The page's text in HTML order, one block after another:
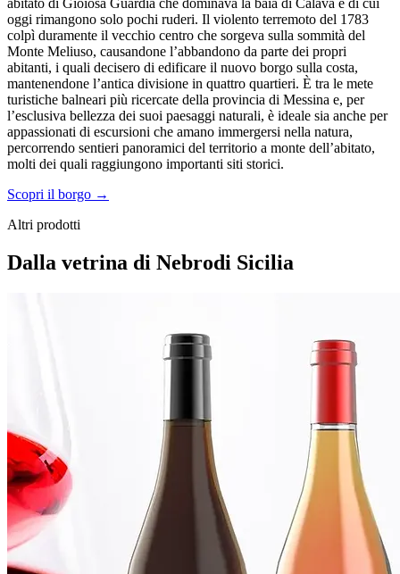
oggi rimangono solo pochi ruderi. Il violento terremoto del 1783
colpì duramente il vecchio centro che sorgeva sulla sommità del
Monte Meliuso, causandone l’abbandono da parte dei propri
abitanti, i quali decisero di edificare il nuovo borgo sulla costa,
mantenendone l’antica divisione in quattro quartieri. È tra le mete
turistiche balneari più ricercate della provincia di Messina e, per
l’esclusiva bellezza dei suoi paesaggi naturali, è ideale sia anche per
appassionati di escursioni che amano immergersi nella natura,
percorrendo sentieri panoramici del territorio a monte dell’abitato,
molti dei quali raggiungono importanti siti storici.
Scopri il borgo →
Altri prodotti
Dalla vetrina di Nebrodi Sicilia